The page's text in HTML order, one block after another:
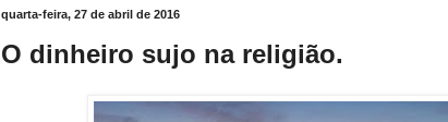
quarta-feira, 27 de abril de 2016
O dinheiro sujo na religião.